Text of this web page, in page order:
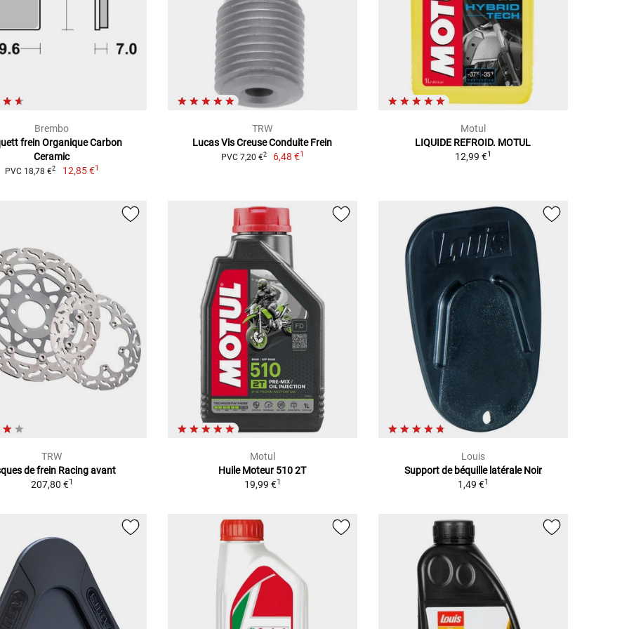
Brembo
frein Organique Carbon
Ceramic
PVC 18,78 €2 12,85 €1
TRW
Lucas Vis Creuse Conduite Frein
PVC 7,20 €2 6,48 €1
Motul
LIQUIDE REFROID. MOTUL
12,99 €1
TRW
de frein Racing avant
207,80 €1
Motul
Huile Moteur 510 2T
19,99 €1
Louis
Support de béquille latérale Noir
1,49 €1